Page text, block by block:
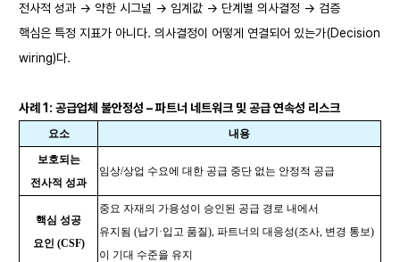
전사적 성과 → 약한 시그널 → 임계값 → 단계별 의사결정 → 검증
핵심은 특정 지표가 아니다. 의사결정이 어떻게 연결되어 있는가(Decision
wiring)다.
사례 1: 공급업체 불안정성 – 파트너 네트워크 및 공급 연속성 리스크
요소 내용
보호되는
전사적 성과
임상/상업 수요에 대한 공급 중단 없는 안정적 공급
핵심 성공
요인 (CSF)
중요 자재의 가용성이 승인된 공급 경로 내에서
유지됨 (납기·입고 품질), 파트너의 대응성(조사, 변경 통보)
이 기대 수준을 유지